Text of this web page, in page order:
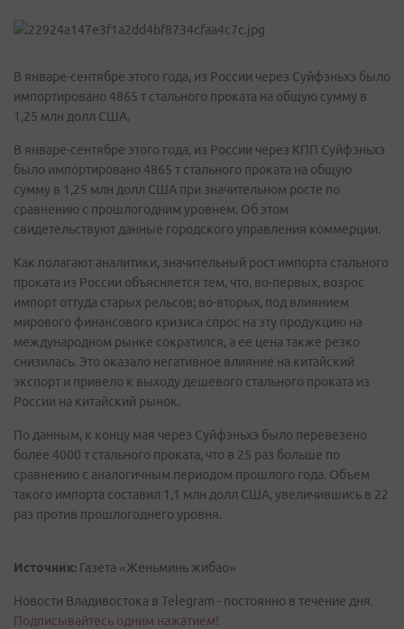
В январе-сентябре этого года, из России через Суйфэньхэ было
импортировано 4865 т стального проката на общую сумму в
1,25 млн долл США.
В январе-сентябре этого года, из России через КПП Суйфэньхэ
было импортировано 4865 т стального проката на общую
сумму в 1,25 млн долл США при значительном росте по
сравнению с прошлогодним уровнем. Об этом
свидетельствуют данные городского управления коммерции.
Как полагают аналитики, значительный рост импорта стального
проката из России объясняется тем, что, во-первых, возрос
импорт оттуда старых рельсов; во-вторых, под влиянием
мирового финансового кризиса спрос на эту продукцию на
международном рынке сократился, а ее цена также резко
снизилась. Это оказало негативное влияние на китайский
экспорт и привело к выходу дешевого стального проката из
России на китайский рынок.
По данным, к концу мая через Суйфэньхэ было перевезено
более 4000 т стального проката, что в 25 раз больше по
сравнению с аналогичным периодом прошлого года. Объем
такого импорта составил 1,1 млн долл США, увеличившись в 22
раз против прошлогоднего уровня.
Источник: Газета «Женьминь жибао»
Новости Владивостока в Telegram - постоянно в течение дня.
Подписывайтесь одним нажатием!